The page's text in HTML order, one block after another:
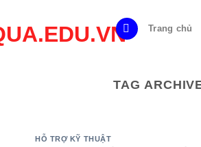
Trang chủ
TAG
HỖ TRỢ KỸ THUẬT